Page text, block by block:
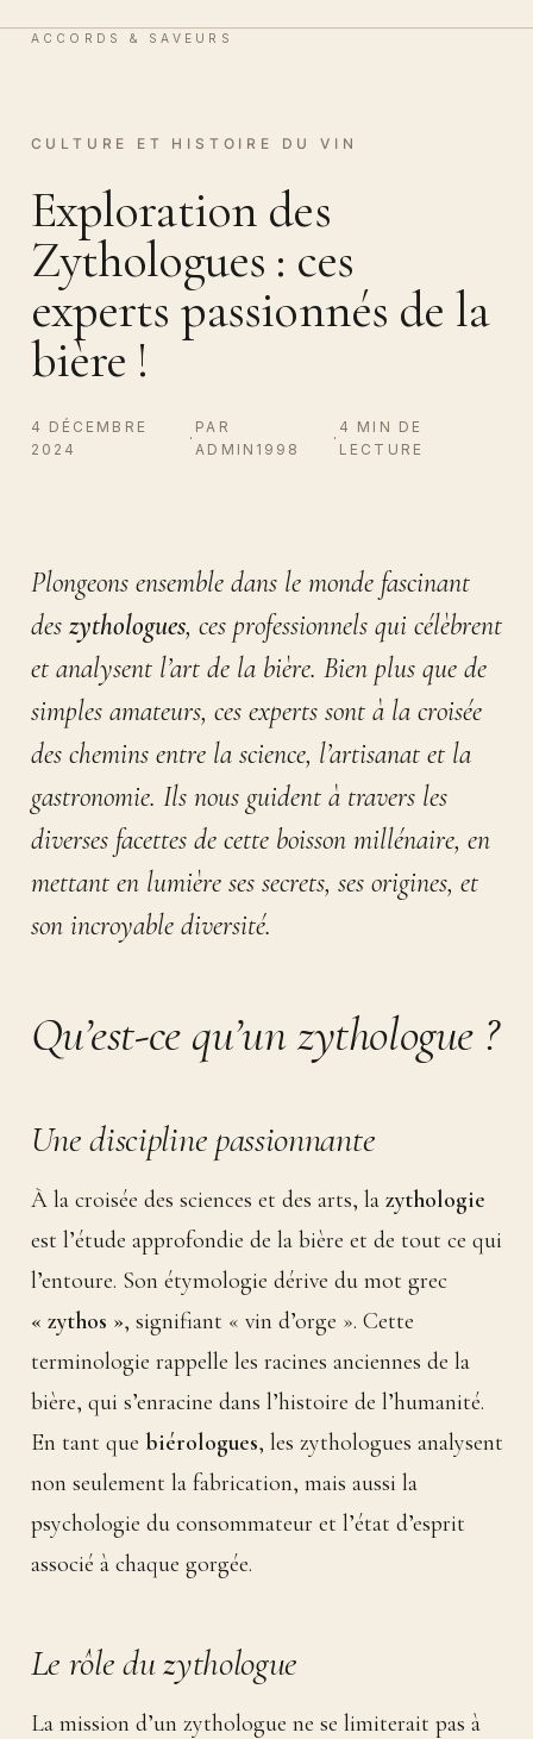
ACCORDS & SAVEURS
CULTURE ET HISTOIRE DU VIN
Exploration des
Zythologues : ces
experts passionnés de la
bière !
4 DÉCEMBRE
2024
·
PAR
ADMIN1998
·
4 MIN DE
LECTURE
Plongeons ensemble dans le monde fascinant
des zythologues, ces professionnels qui célèbrent
et analysent l’art de la bière. Bien plus que de
simples amateurs, ces experts sont à la croisée
des chemins entre la science, l’artisanat et la
gastronomie. Ils nous guident à travers les
diverses facettes de cette boisson millénaire, en
mettant en lumière ses secrets, ses origines, et
son incroyable diversité.
Qu’est-ce qu’un zythologue ?
Une discipline passionnante
À la croisée des sciences et des arts, la zythologie
est l’étude approfondie de la bière et de tout ce qui
l’entoure. Son étymologie dérive du mot grec
« zythos », signifiant « vin d’orge ». Cette
terminologie rappelle les racines anciennes de la
bière, qui s’enracine dans l’histoire de l’humanité.
En tant que biérologues, les zythologues analysent
non seulement la fabrication, mais aussi la
psychologie du consommateur et l’état d’esprit
associé à chaque gorgée.
Le rôle du zythologue
La mission d’un zythologue ne se limiterait pas à